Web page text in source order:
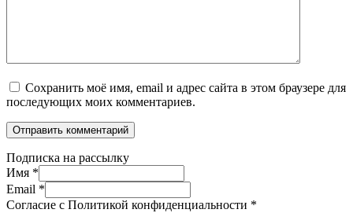
Сохранить моё имя, email и адрес сайта в этом браузере для
последующих моих комментариев.
Подписка на рассылку
Имя *
Email *
Согласие с Политикой конфиденциальности *